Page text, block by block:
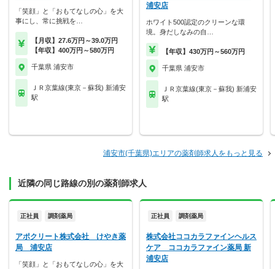
「笑顔」と「おもてなしの心」を大
事にし、常に挑戦を…
【月収】27.6万円～39.0万円
【年収】400万円～580万円
千葉県 浦安市
ＪＲ京葉線(東京－蘇我) 新浦安
駅
浦安店
ホワイト500認定のクリーンな環
境。身だしなみの自…
【年収】430万円～560万円
千葉県 浦安市
ＪＲ京葉線(東京－蘇我) 新浦安
駅
浦安市(千葉県)エリアの薬剤師求人をもっと見る
近隣の同じ路線の別の薬剤師求人
正社員 調剤薬局
アポクリート株式会社 けやき薬
局 浦安店
「笑顔」と「おもてなしの心」を大
正社員 調剤薬局
株式会社ココカラファインヘルス
ケア ココカラファイン薬局 新
浦安店